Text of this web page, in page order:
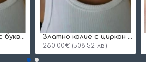
Сребърнo колие с буква и едно камъче
Златно колие с циркон и буква по избор
260.00€ (508.52 лв.)